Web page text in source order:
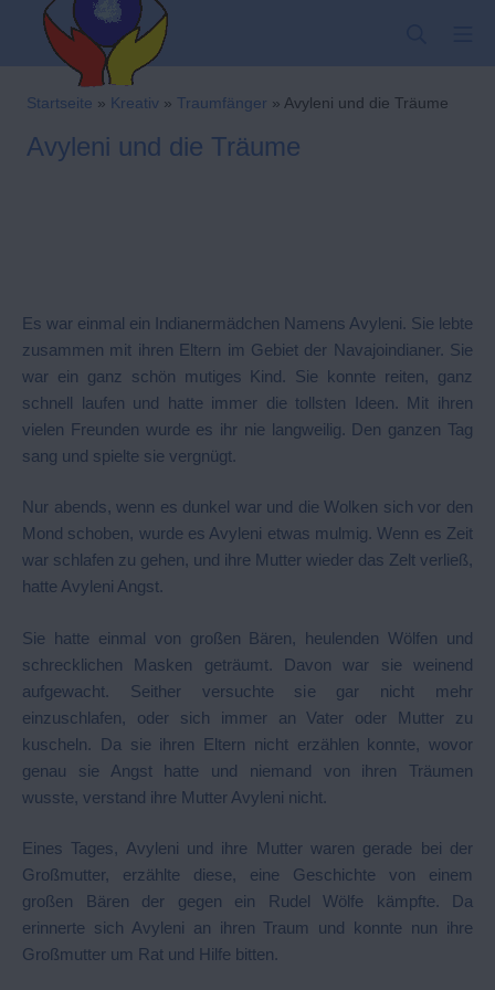
springen
Kindergarten-
Startseite » Kreativ » Traumfänger » Avyleni und die Träume
Avyleni und die Träume
Es war einmal ein Indianermädchen Namens Avyleni. Sie lebte
zusammen mit ihren Eltern im Gebiet der Navajoindianer. Sie
war ein ganz schön mutiges Kind. Sie konnte reiten, ganz
schnell laufen und hatte immer die tollsten Ideen. Mit ihren
vielen Freunden wurde es ihr nie langweilig. Den ganzen Tag
sang und spielte sie vergnügt.
Nur abends, wenn es dunkel war und die Wolken sich vor den
Mond schoben, wurde es Avyleni etwas mulmig. Wenn es Zeit
war schlafen zu gehen, und ihre Mutter wieder das Zelt verließ,
hatte Avyleni Angst.
Sie hatte einmal von großen Bären, heulenden Wölfen und
schrecklichen Masken geträumt. Davon war sie weinend
aufgewacht. Seither versuchte sie gar nicht mehr
einzuschlafen, oder sich immer an Vater oder Mutter zu
kuscheln. Da sie ihren Eltern nicht erzählen konnte, wovor
genau sie Angst hatte und niemand von ihren Träumen
wusste, verstand ihre Mutter Avyleni nicht.
Eines Tages, Avyleni und ihre Mutter waren gerade bei der
Großmutter, erzählte diese, eine Geschichte von einem
großen Bären der gegen ein Rudel Wölfe kämpfte. Da
erinnerte sich Avyleni an ihren Traum und konnte nun ihre
Großmutter um Rat und Hilfe bitten.